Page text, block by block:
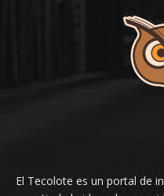
El Tecolote es un portal de